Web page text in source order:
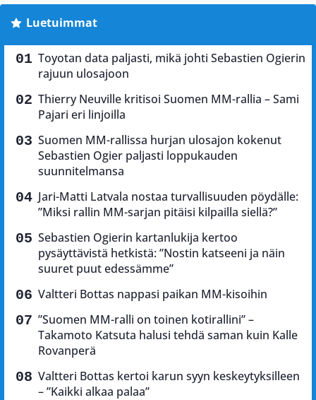
Luetuimmat
Toyotan data paljasti, mikä johti Sebastien Ogierin
rajuun ulosajoon
Thierry Neuville kritisoi Suomen MM-rallia – Sami
Pajari eri linjoilla
Suomen MM-rallissa hurjan ulosajon kokenut
Sebastien Ogier paljasti loppukauden
suunnitelmansa
Jari-Matti Latvala nostaa turvallisuuden pöydälle:
”Miksi rallin MM-sarjan pitäisi kilpailla siellä?”
Sebastien Ogierin kartanlukija kertoo
pysäyttävistä hetkistä: ”Nostin katseeni ja näin
suuret puut edessämme”
Valtteri Bottas nappasi paikan MM-kisoihin
”Suomen MM-ralli on toinen kotirallini” –
Takamoto Katsuta halusi tehdä saman kuin Kalle
Rovanperä
Valtteri Bottas kertoi karun syyn keskeytyksilleen
– ”Kaikki alkaa palaa”